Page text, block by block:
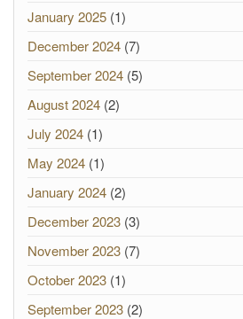
January 2025 (1)
December 2024 (7)
September 2024 (5)
August 2024 (2)
July 2024 (1)
May 2024 (1)
January 2024 (2)
December 2023 (3)
November 2023 (7)
October 2023 (1)
September 2023 (2)